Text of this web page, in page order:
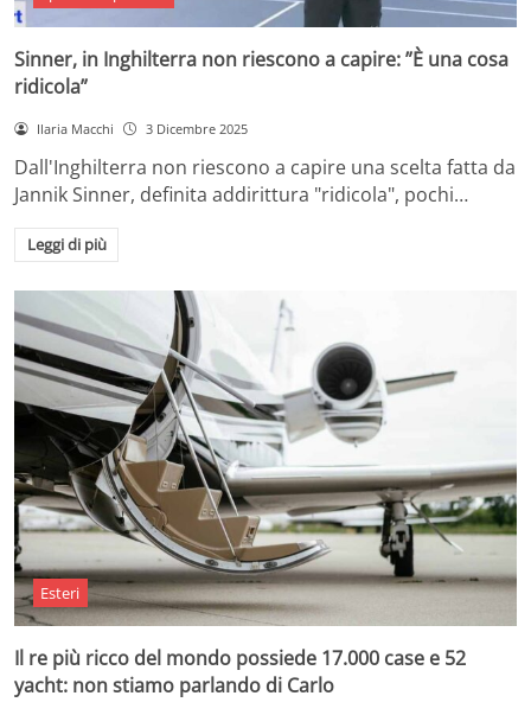
Sinner, in Inghilterra non riescono a capire: ”È una cosa
ridicola”
Ilaria Macchi 3 Dicembre 2025
Dall'Inghilterra non riescono a capire una scelta fatta da
Jannik Sinner, definita addirittura "ridicola", pochi…
Leggi di più
Esteri
Il re più ricco del mondo possiede 17.000 case e 52
yacht: non stiamo parlando di Carlo